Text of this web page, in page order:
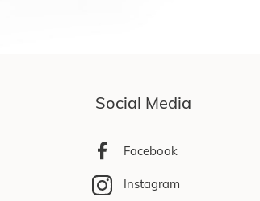
Social Media
Facebook
Instagram